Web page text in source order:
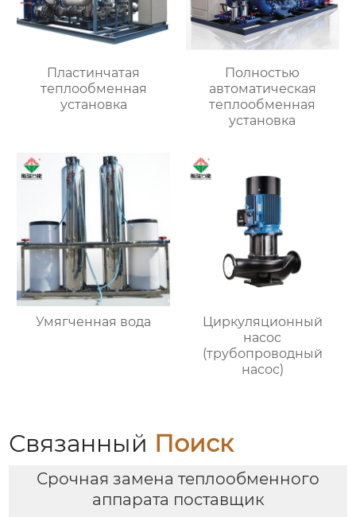
Пластинчатая
теплообменная
установка
Полностью
автоматическая
теплообменная
установка
Умягченная вода
Циркуляционный
насос
(трубопроводный
насос)
Связанный Поиск
Срочная замена теплообменного
аппарата поставщик